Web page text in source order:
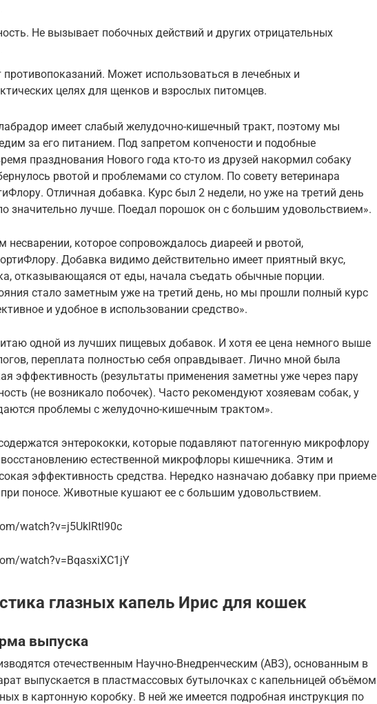
Не вызывает побочных действий и других отрицательных
противопоказаний. Может использоваться в лечебных и
целях для щенков и взрослых питомцев.
имеет слабый желудочно-кишечный тракт, поэтому мы
за его питанием. Под запретом копчености и подобные
празднования Нового года кто-то из друзей накормил собаку
рвотой и проблемами со стулом. По совету ветеринара
Отличная добавка. Курс был 2 недели, но уже на третий день
значительно лучше. Поедал порошок он с большим удовольствием».
несварении, которое сопровождалось диареей и рвотой,
Добавка видимо действительно имеет приятный вкус,
отказывающаяся от еды, начала съедать обычные порции.
стало заметным уже на третий день, но мы прошли полный курс
и удобное в использовании средство».
одной из лучших пищевых добавок. И хотя ее цена немного выше
переплата полностью себя оправдывает. Лично мной была
эффективность (результаты применения заметны уже через пару
(не возникало побочек). Часто рекомендуют хозяевам собак, у
проблемы с желудочно-кишечным трактом».
энтерококки, которые подавляют патогенную микрофлору
естественной микрофлоры кишечника. Этим и
эффективность средства. Нередко назначаю добавку при приеме
при поносе. Животные кушают ее с большим удовольствием.
watch?v=j5UklRtl90c
watch?v=BqasxiXC1jY
глазных капель Ирис для кошек
выпуска
отечественным Научно-Внедренческим (АВЗ), основанным в
выпускается в пластмассовых бутылочках с капельницей объёмом
в картонную коробку. В ней же имеется подробная инструкция по